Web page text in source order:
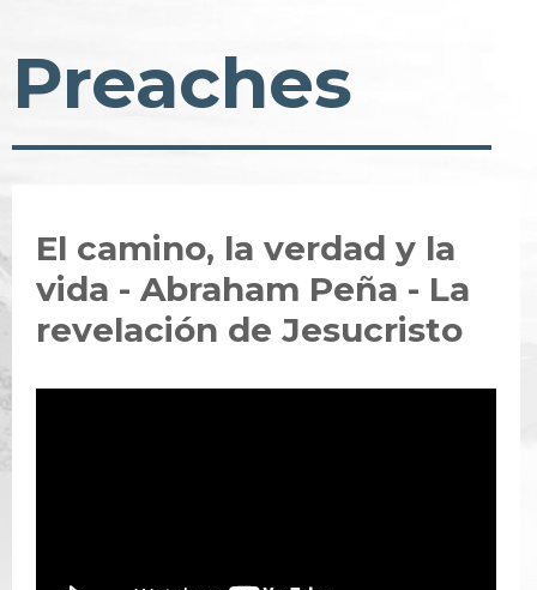
Preaches
El camino, la verdad y la
vida - Abraham Peña - La
revelación de Jesucristo